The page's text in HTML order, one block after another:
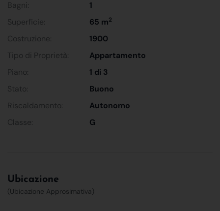
Bagni:
1
Superficie:
65 m2
Costruzione:
1900
Tipo di Proprietà:
Appartamento
Piano:
1 di 3
Stato:
Buono
Riscaldamento:
Autonomo
Classe:
G
Ubicazione
(Ubicazione Approsimativa)